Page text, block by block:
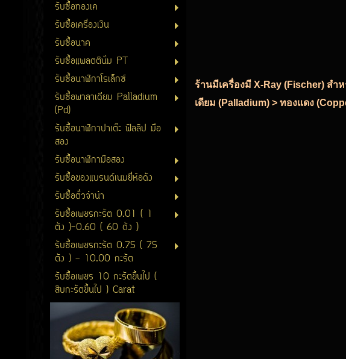
รับซื้อทองเค
รับซื้อเครื่องเงิน
รับซื้อนาค
รับซื้อแพลตตินั่ม PT
รับซื้อนาฬิกาโรเล็กซ์
รับซื้อพาลาเดียม Palladium
(Pd)
รับซื้อนาฬิกาปาเต๊ะ ฟิลลิป มือ
สอง
รับซื้อนาฬิกามือสอง
รับซื้อของแบรนด์เนมยี่ห้อดัง
รับซื้อตั๋วจำนำ
รับซื้อเพชรกะรัต 0.01 ( 1
ตัง )-0.60 ( 60 ตัง )
รับซื้อเพชรกะรัต 0.75 ( 75
ตัง ) - 10.00 กะรัต
รับซื้อเพชร 10 กะรัตขึ้นไป (
สิบกะรัตขึ้นไป ) Carat
ร้านมีเครื่องมี X-Ray (Fischer) สำ
เดียม (Palladium) > ทองแดง